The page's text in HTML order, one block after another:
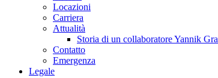
Locazioni
Carriera
Attualità
Storia di un collaboratore Yannik
Contatto
Emergenza
Legale